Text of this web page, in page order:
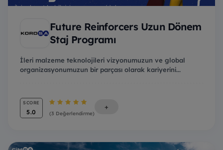
Future Reinforcers Uzun Dönem
Staj Programı
İleri malzeme teknolojileri vizyonumuzun ve global
organizasyonumuzun bir parçası olarak kariyerini...
SCORE
5.0 (3 Değerlendirme)
+